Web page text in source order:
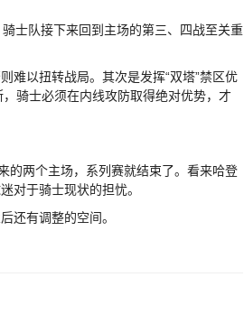
士队接下来回到主场的第三、四战至关重
以扭转战局。其次是发挥“双塔”禁区优
骑士必须在内线攻防取得绝对优势，才
两个主场，系列赛就结束了。看来哈登
对于骑士现状的担忧。
有调整的空间。